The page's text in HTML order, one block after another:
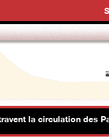
la circulation des